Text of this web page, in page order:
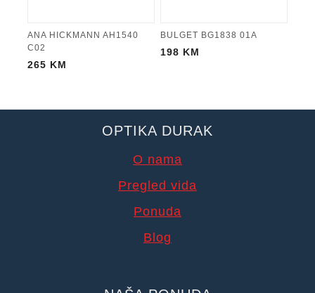
ANA HICKMANN AH1540
C02
265 KM
BULGET BG1838 01A
198 KM
OPTIKA DURAK
O nama
Pregled vida
Ponuda
Blog